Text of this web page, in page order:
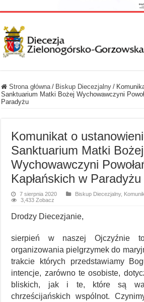
Strona główna / Biskup Diecezjalny /
Sanktuarium Matki Bożej Wychowawczyni
Paradyżu
Komunikat o
Sanktuarium Matki Bożej
Wychowawczyni
Kapłańskich w Paradyżu
7 sierpnia 2020 Biskup Diecezjalny,
3,433 Zobacz
Drodzy Diecezjanie,
sierpień w naszej Ojczyźnie
organizowania pielgrzymek do
trakcie których przedstawiamy
intencje, zarówno te osobiste,
bliskich, jak i te, które są
chrześcijańskich wspólnot.